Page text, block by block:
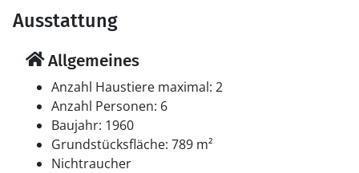
Nutzinhalt. Es gibt außerdem einen Kaminofen. Für die
jüngsten Feriengäste ist 1 Kinderhochstuhl vorhanden.
Schlafverhältnisse
Die Schlafplätze verteilen sich auf 3 Schlafräume. 2
Schlafplätze in einem Doppelbett. 2 Schlafplätze in
Einzelbetten. 2 Schlafplätze in einem Etagenbett. 2 von
diesen Schlafplätzen befinden sich im Gästehaus.
Ferner steht ein Kinderbett zur Verfügung.
Ausstattung
Allgemeines
Anzahl Haustiere maximal: 2
Anzahl Personen: 6
Baujahr: 1960
Grundstücksfläche: 789 m²
Nichtraucher